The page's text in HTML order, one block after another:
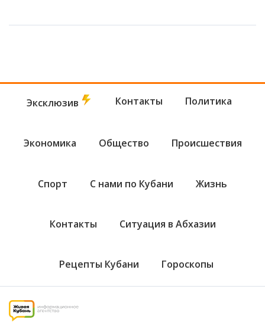
Эксклюзив Контакты Политика
Экономика Общество Происшествия
Спорт С нами по Кубани Жизнь
Контакты Ситуация в Абхазии
Рецепты Кубани Гороскопы